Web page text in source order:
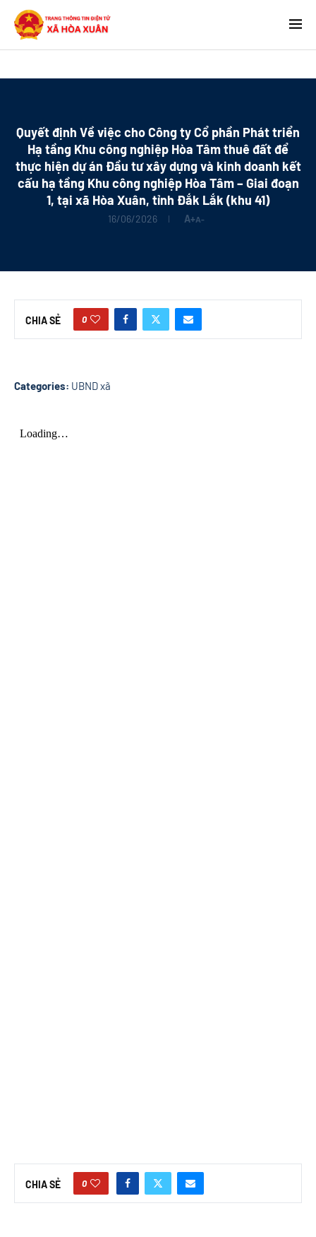
Quyết định Về việc cho Công ty Cổ phần Phát triển
Hạ tầng Khu công nghiệp Hòa Tâm thuê đất để
thực hiện dự án Đầu tư xây dựng và kinh doanh kết
cấu hạ tầng Khu công nghiệp Hòa Tâm – Giai đoạn
1, tại xã Hòa Xuân, tỉnh Đắk Lắk (khu 41)
16/06/2026 A+A-
CHIA SẺ 0
Categories: UBND xã
CHIA SẺ 0